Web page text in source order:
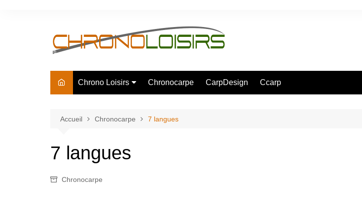
Chrono Loisirs
Eco responsable
Revue de presse
Chronocarpe CarpDesign Ccarp
Accueil Chronocarpe 7 langues
7 langues
Chronocarpe